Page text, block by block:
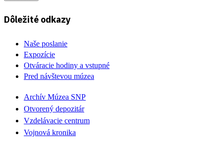
Dôležité odkazy
Naše poslanie
Expozície
Otváracie hodiny a vstupné
Pred návštevou múzea
Archív Múzea SNP
Otvorený depozitár
Vzdelávacie centrum
Vojnová kronika